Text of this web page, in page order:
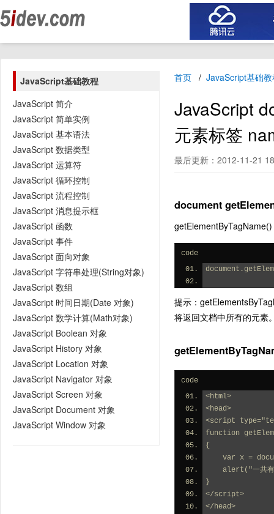
JavaScript基础教程
JavaScript 简介
JavaScript 简单实例
JavaScript 基本语法
JavaScript 数据类型
JavaScript 运算符
JavaScript 循环控制
JavaScript 流程控制
JavaScript 消息提示框
JavaScript 函数
JavaScript 事件
JavaScript 面向对象
JavaScript 字符串处理(String对象)
JavaScript 数组
JavaScript 时间日期(Date 对象)
JavaScript 数学计算(Math对象)
JavaScript Boolean 对象
JavaScript History 对象
JavaScript Location 对象
JavaScript Navigator 对象
JavaScript Screen 对象
JavaScript Document 对象
JavaScript Window 对象
首页 JavaScript基础
JavaScript
元素标签
最后更新：2012-11-21
document
code
提示：
将返回文档中所有的元素
code
<html>
<head>
<script
function
{
var x =
alert("一
}
</script>
</head>